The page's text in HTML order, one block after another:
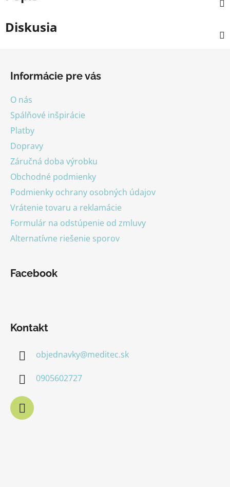
Diskusia
Informácie pre vás
O nás
Spálňové inšpirácie
Platby
Dopravy
Záručná doba výrobku
Obchodné podmienky
Podmienky ochrany osobných údajov
Vrátenie tovaru a reklamácie
Formulár na odstúpenie od zmluvy
Alternatívne riešenie sporov
Facebook
Kontakt
objednavky@meditec.sk
0905602727